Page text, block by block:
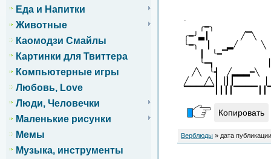
Еда и Напитки
Животные
Каомодзи Смайлы
Картинки для Твиттера
Компьютерные игры
Любовь, Love
Люди, Человечки
Маленькие рисунки
Мемы
Музыка, инструменты
.
╭━╮
╭━╯▃┃
╰━╮ ┃
┃ ╰━▔
╰━┓ ▏
╱╲ ╰┫ ╱▂▂▂━╲
╱ ╱╲┃▕┃┃
Копировать
Верблюды » дата